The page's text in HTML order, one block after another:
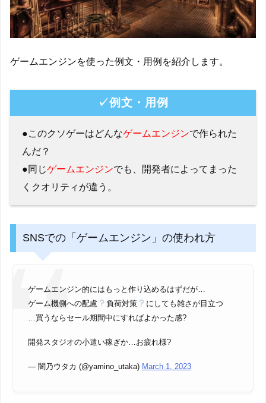
ゲームエンジンを使った例文・用例を紹介します。
✓例文・用例
●このクソゲーはどんなゲームエンジンで作られた
んだ？
●同じゲームエンジンでも、開発者によってまった
くクオリティが違う。
SNSでの「ゲームエンジン」の使われ方
ゲームエンジン的にはもっと作り込めるはずだが…
ゲーム機側への配慮
負荷対策
にしても雑さが目立つ
…買うならセール期間中にすればよかった感?
開発スタジオの小遣い稼ぎか…お疲れ様?
— 闇乃ウタカ (@yamino_utaka) March 1, 2023